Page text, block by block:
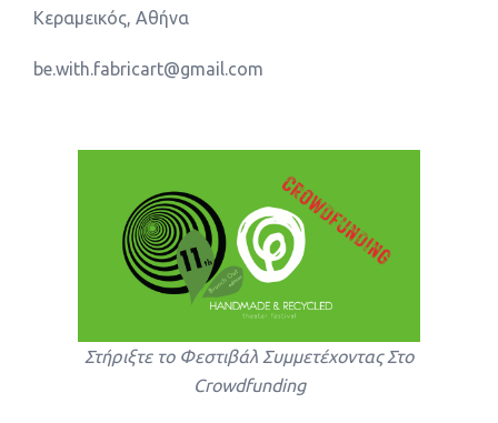
Κεραμεικός, Αθήνα
be.with.fabricart@gmail.com
Στήριξτε το Φεστιβάλ Συμμετέχοντας Στο
Crowdfunding